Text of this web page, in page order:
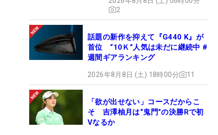
2
話題の新作を抑えて『G440 K』が
首位 “10Ｋ”人気は未だに継続中 #
週間ギアランキング
2026年8月8日 (土) 18時00分 11
「欲が出せない」コースだからこ
そ 吉澤柚月は“鬼門”の決勝Rで初
Vなるか